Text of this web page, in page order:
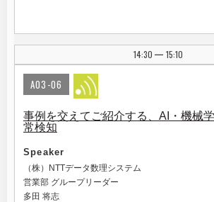
14:30 | 15:10
A03-06
事例を交えてご紹介する、AI・機械
常検知
Speaker
（株）NTTデータ数理システム
営業部 グループリーダー
多田 将志